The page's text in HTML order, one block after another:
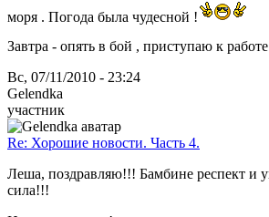
моря . Погода была чудесной !
Завтра - опять в бой , приступаю к
Вс, 07/11/2010 - 23:24
Gelendka
участник
Re: Хорошие новости. Часть 4.
Леша, поздравляю!!! Бамбине респект и
сила!!!